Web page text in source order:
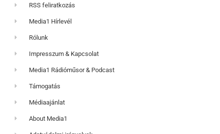
RSS feliratkozás
Media1 Hírlevél
Rólunk
Impresszum & Kapcsolat
Media1 Rádióműsor & Podcast
Támogatás
Médiaajánlat
About Media1